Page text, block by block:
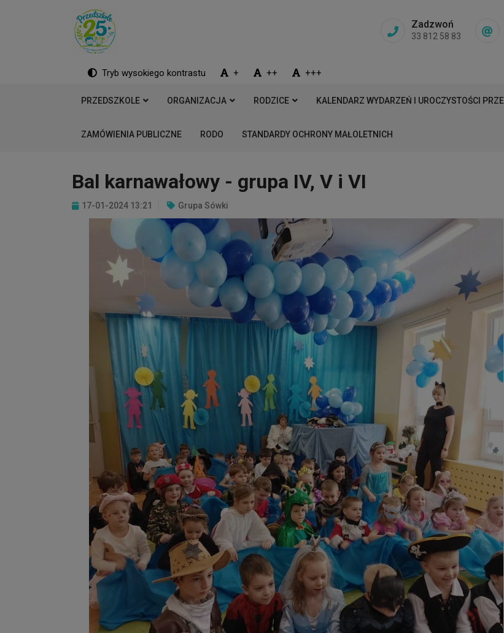
Zadzwoń
33 812 58 83
Tryb wysokiego kontrastu + ++ +++
PRZEDSZKOLE ORGANIZACJA RODZICE KALENDARZ WYDARZEŃ I UROCZYSTOŚCI
ZAMÓWIENIA PUBLICZNE RODO STANDARDY OCHRONY MAŁOLETNICH
Bal karnawałowy - grupa IV, V i VI
17-01-2024 13:21 Grupa Sówki